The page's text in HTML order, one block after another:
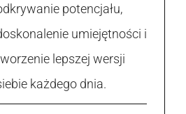
potencjału,
umiejętności i
lepszej wersji
każdego dnia.